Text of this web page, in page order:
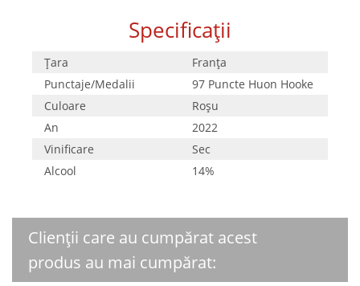
Specificații
Țara
Franţa
Punctaje/Medalii
97 Puncte Huon Hooke
Culoare
Roşu
An
2022
Vinificare
Sec
Alcool
14%
Clienții care au cumpărat acest
produs au mai cumpărat: